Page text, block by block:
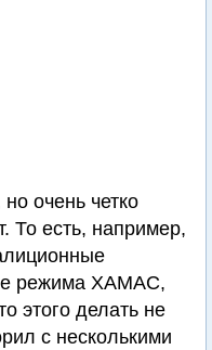
очень четко
То есть, например,
режима ХАМАС,
этого делать не
с несколькими